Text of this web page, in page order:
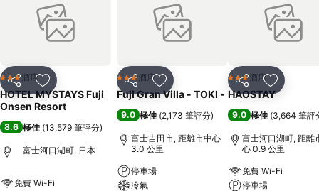
分享 放到收藏夾
3 星級酒店
HOTEL MYSTAYS Fuji
Onsen Resort
8.6 極佳 (13,579 筆評分)
富士河口湖町, 日本
免費 Wi-Fi
分享 放到收藏夾
3 星級酒店
Fuji Gran Villa - TOKI -
9.0 極佳 (2,173 筆評分)
富士吉田市, 距離市中心
3.0 公里
停車場
冷氣
分享 放到收藏
3 星級酒店
HAOSTAY
9.0 極佳 (3,664 筆評
富士河口湖町, 距離
心 0.9 公里
免費 Wi-Fi
停車場